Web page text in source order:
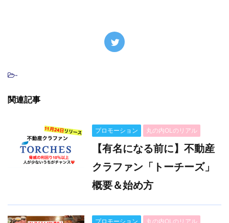
-
関連記事
プロモーション 丸の内OLのリアル
【有名になる前に】不動産
クラファン「トーチーズ」
概要＆始め方
プロモーション 丸の内OLのリアル